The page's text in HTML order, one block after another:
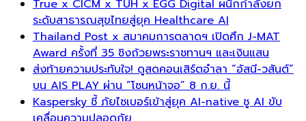
True x CICM x TUH x EGG Digital ผนึกกำลังยก
ระดับสาธารณสุขไทยสู่ยุค Healthcare AI
Thailand Post x สมาคมการตลาดฯ เปิดศึก J-MAT
Award ครั้งที่ 35 ชิงถ้วยพระราชทานฯ และเงินแสน
ส่งท้ายความประทับใจ! ดูสดคอนเสิร์ตอำลา “อัสนี-วสันต์”
บน AIS PLAY ผ่าน “โซนหน้าจอ” 8 ก.ย. นี้
Kaspersky ชี้ ภัยไซเบอร์เข้าสู่ยุค AI-native ชู AI ขับ